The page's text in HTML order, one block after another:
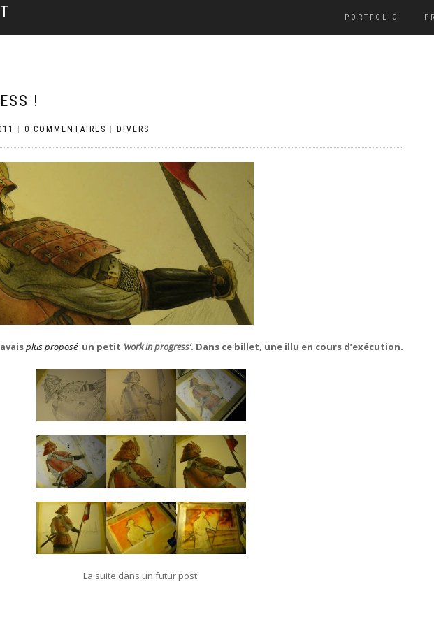
PORTFOLIO
!
0 COMMENTAIRES DIVERS
plus proposé un petit ‘work in progress’. Dans ce billet, une illu en cours d’exécution.
La suite dans un futur post